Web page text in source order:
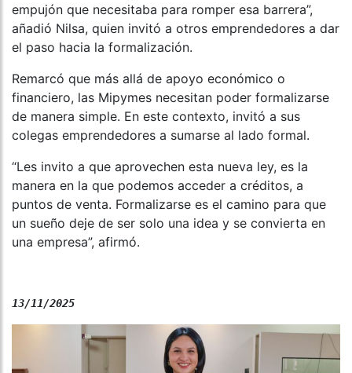
empujón que necesitaba para romper esa barrera”,
añadió Nilsa, quien invitó a otros emprendedores a dar
el paso hacia la formalización.
Remarcó que más allá de apoyo económico o
financiero, las Mipymes necesitan poder formalizarse
de manera simple. En este contexto, invitó a sus
colegas emprendedores a sumarse al lado formal.
“Les invito a que aprovechen esta nueva ley, es la
manera en la que podemos acceder a créditos, a
puntos de venta. Formalizarse es el camino para que
un sueño deje de ser solo una idea y se convierta en
una empresa”, afirmó.
13/11/2025